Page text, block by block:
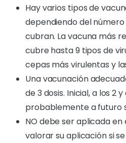
Hay varios tipos de
dependiendo del
cubran. La vacuna más
cubre hasta 9 tipos de
cepas más virulentas y
Una vacunación
de 3 dosis. Inicial, a los 2
probablemente a futuro
NO debe ser aplicada
valorar su aplicación si